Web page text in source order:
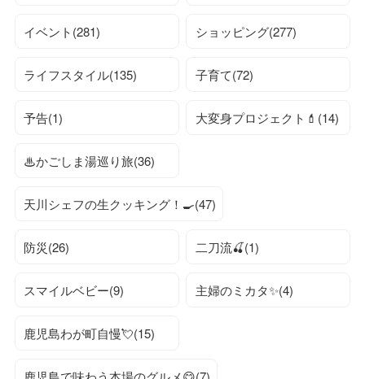
イベント(281) ショッピング(277)
ライフスタイル(135) 子育て(72)
予告(1) 大変身プロジェクト💄(14)
♨かごしま湯巡り旅(36)
天川シェフの生クッキング！🍳(47)
防災(26) 二刀流🍒(1)
スマイルベビー(9) 主婦のミカタ✨(4)
鹿児島わが町自慢💘(15)